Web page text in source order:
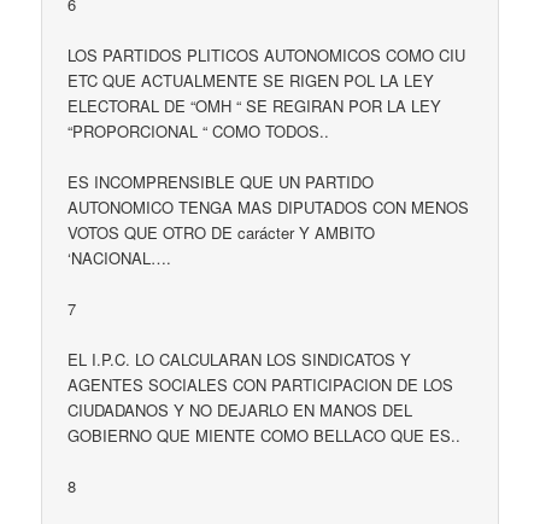
LOS PARTIDOS PLITICOS AUTONOMICOS COMO CIU
ETC QUE ACTUALMENTE SE RIGEN POL LA LEY
ELECTORAL DE “OMH “ SE REGIRAN POR LA LEY
“PROPORCIONAL “ COMO TODOS..
ES INCOMPRENSIBLE QUE UN PARTIDO
AUTONOMICO TENGA MAS DIPUTADOS CON MENOS
VOTOS QUE OTRO DE carácter Y AMBITO
‘NACIONAL….
7
EL I.P.C. LO CALCULARAN LOS SINDICATOS Y
AGENTES SOCIALES CON PARTICIPACION DE LOS
CIUDADANOS Y NO DEJARLO EN MANOS DEL
GOBIERNO QUE MIENTE COMO BELLACO QUE ES..
8